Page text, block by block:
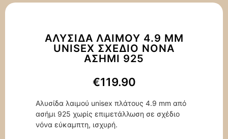
ΑΛΥΣΊΔΑ ΛΑΙΜΟΎ 4.9 MM
UNISEX ΣΧΈΔΙΟ ΝΌΝΑ
ΑΣΉΜΙ 925
€119.90
Αλυσίδα λαιμού unisex πλάτους 4.9 mm από
ασήμι 925 χωρίς επιμετάλλωση σε σχέδιο
νόνα εύκαμπτη, ισχυρή.